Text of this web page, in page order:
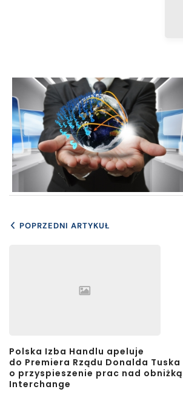
POPRZEDNI ARTYKUŁ
Polska Izba Handlu apeluje
do Premiera Rządu Donalda Tuska
o przyspieszenie prac nad obniżką
Interchange